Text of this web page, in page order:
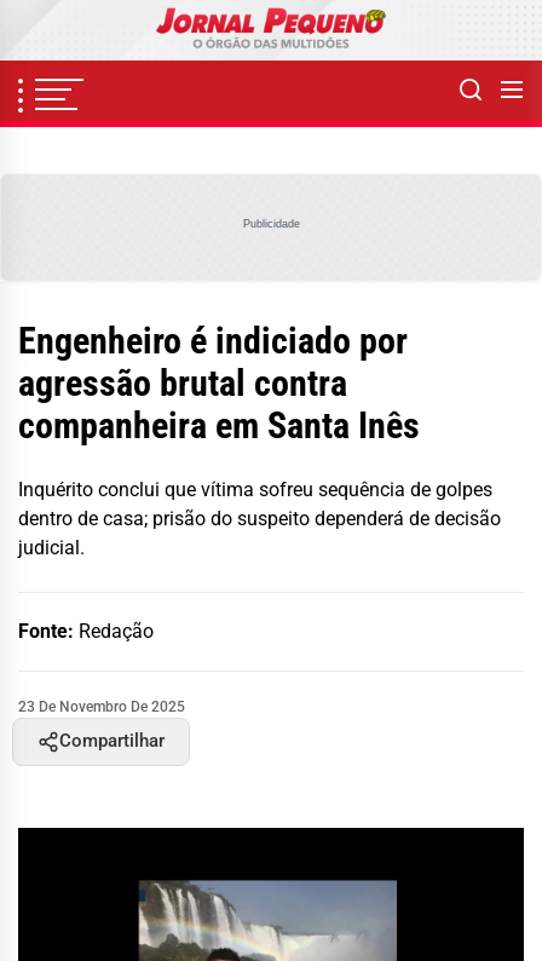
content
Publicidade
Engenheiro é indiciado por
agressão brutal contra
companheira em Santa Inês
Inquérito conclui que vítima sofreu sequência de golpes
dentro de casa; prisão do suspeito dependerá de decisão
judicial.
Fonte: Redação
23 De Novembro De 2025
Compartilhar